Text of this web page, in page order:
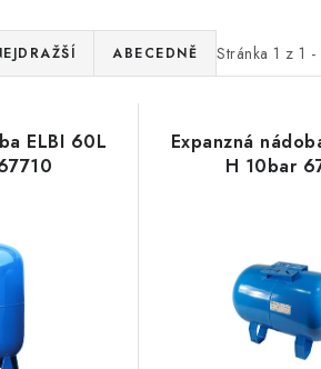
Stránka 1 z 1 -
ABECEDNĚ
ELBI 60L
Expanzná
H 10bar